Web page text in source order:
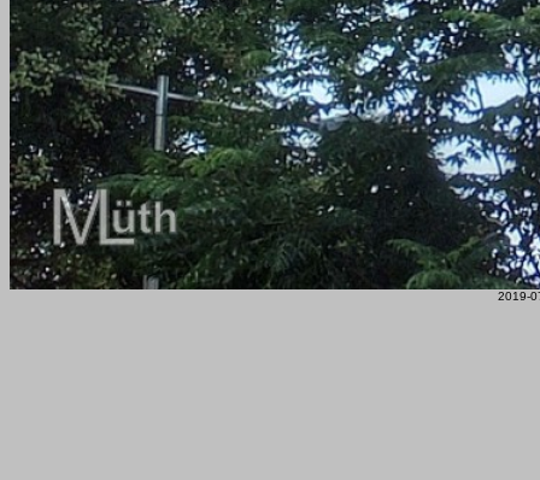
2019-